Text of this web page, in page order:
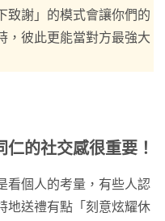
致謝」的模式會讓你們的
，彼此更能當對方最強大
的社交感很重要！
看個人的考量，有些人認
地送禮有點「刻意炫耀休